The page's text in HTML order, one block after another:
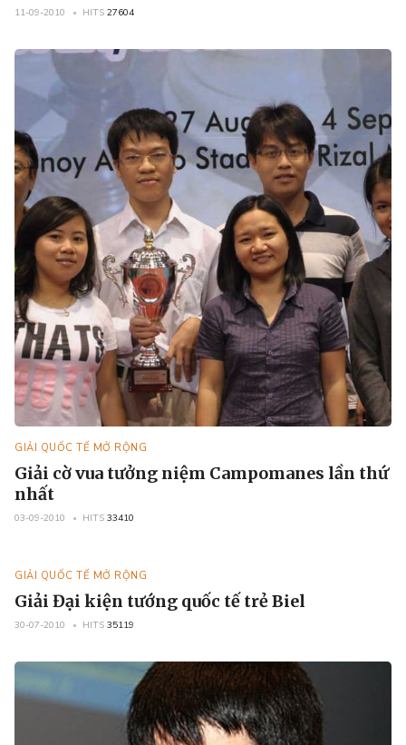
11-09-2010 HITS 27604
GIẢI QUỐC TẾ MỞ RỘNG
Giải cờ vua tưởng niệm Campomanes lần thứ
nhất
03-09-2010 HITS 33410
GIẢI QUỐC TẾ MỞ RỘNG
Giải Đại kiện tướng quốc tế trẻ Biel
30-07-2010 HITS 35119